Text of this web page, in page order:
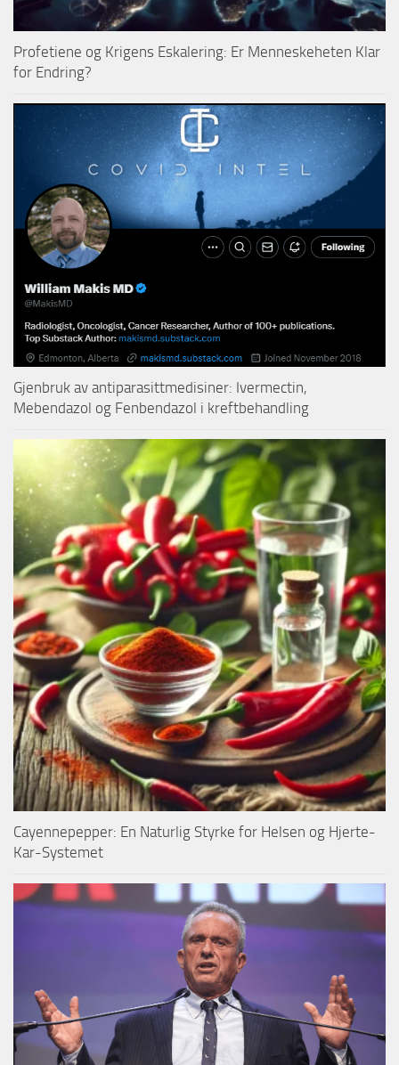
Profetiene og Krigens Eskalering: Er Menneskeheten Klar
for Endring?
Gjenbruk av antiparasittmedisiner: Ivermectin,
Mebendazol og Fenbendazol i kreftbehandling
Cayennepepper: En Naturlig Styrke for Helsen og Hjerte-
Kar-Systemet